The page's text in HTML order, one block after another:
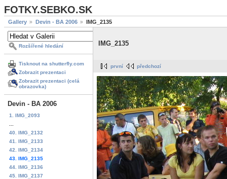
FOTKY.SEBKO.SK
Gallery Devin - BA 2006 IMG_2135
Rozšířené hledání
Tisknout na shutterfly.com
Zobrazit prezentaci
Zobrazit prezentaci (celá
obrazovka)
Devin - BA 2006
1. IMG_2093
40. IMG_2132
41. IMG_2133
42. IMG_2134
43. IMG_2135
44. IMG_2136
45. IMG_2137
IMG_2135
první předchozí